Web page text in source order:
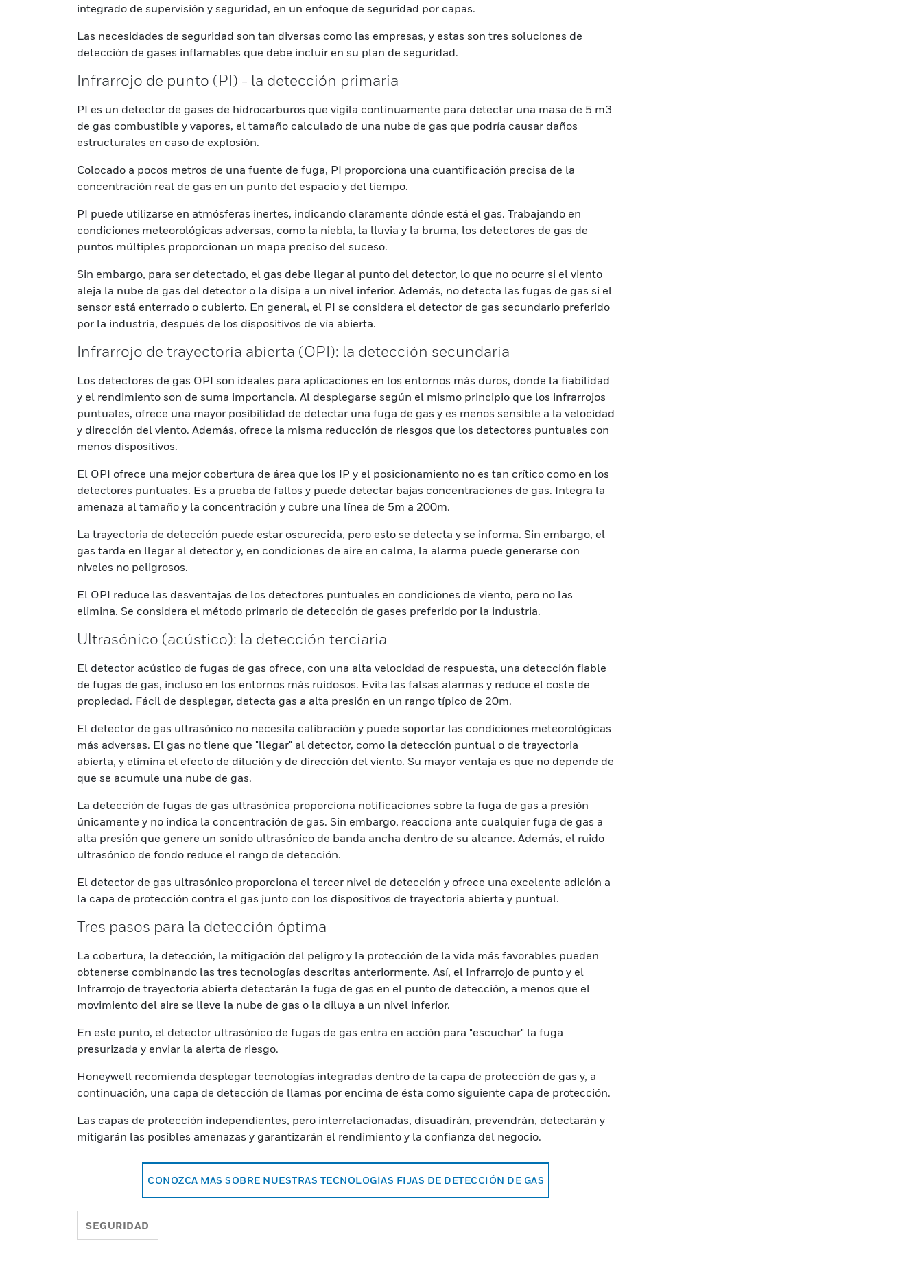
integrado de supervisión y seguridad, en un enfoque de seguridad por capas.
Las necesidades de seguridad son tan diversas como las empresas, y estas son tres soluciones de
detección de gases inflamables que debe incluir en su plan de seguridad.
Infrarrojo de punto (PI) - la detección primaria
PI es un detector de gases de hidrocarburos que vigila continuamente para detectar una masa de 5 m3
de gas combustible y vapores, el tamaño calculado de una nube de gas que podría causar daños
estructurales en caso de explosión.
Colocado a pocos metros de una fuente de fuga, PI proporciona una cuantificación precisa de la
concentración real de gas en un punto del espacio y del tiempo.
PI puede utilizarse en atmósferas inertes, indicando claramente dónde está el gas. Trabajando en
condiciones meteorológicas adversas, como la niebla, la lluvia y la bruma, los detectores de gas de
puntos múltiples proporcionan un mapa preciso del suceso.
Sin embargo, para ser detectado, el gas debe llegar al punto del detector, lo que no ocurre si el viento
aleja la nube de gas del detector o la disipa a un nivel inferior. Además, no detecta las fugas de gas si el
sensor está enterrado o cubierto. En general, el PI se considera el detector de gas secundario preferido
por la industria, después de los dispositivos de vía abierta.
Infrarrojo de trayectoria abierta (OPI): la detección secundaria
Los detectores de gas OPI son ideales para aplicaciones en los entornos más duros, donde la fiabilidad
y el rendimiento son de suma importancia. Al desplegarse según el mismo principio que los infrarrojos
puntuales, ofrece una mayor posibilidad de detectar una fuga de gas y es menos sensible a la velocidad
y dirección del viento. Además, ofrece la misma reducción de riesgos que los detectores puntuales con
menos dispositivos.
El OPI ofrece una mejor cobertura de área que los IP y el posicionamiento no es tan crítico como en los
detectores puntuales. Es a prueba de fallos y puede detectar bajas concentraciones de gas. Integra la
amenaza al tamaño y la concentración y cubre una línea de 5m a 200m.
La trayectoria de detección puede estar oscurecida, pero esto se detecta y se informa. Sin embargo, el
gas tarda en llegar al detector y, en condiciones de aire en calma, la alarma puede generarse con
niveles no peligrosos.
El OPI reduce las desventajas de los detectores puntuales en condiciones de viento, pero no las
elimina. Se considera el método primario de detección de gases preferido por la industria.
Ultrasónico (acústico): la detección terciaria
El detector acústico de fugas de gas ofrece, con una alta velocidad de respuesta, una detección fiable
de fugas de gas, incluso en los entornos más ruidosos. Evita las falsas alarmas y reduce el coste de
propiedad. Fácil de desplegar, detecta gas a alta presión en un rango típico de 20m.
El detector de gas ultrasónico no necesita calibración y puede soportar las condiciones meteorológicas
más adversas. El gas no tiene que "llegar" al detector, como la detección puntual o de trayectoria
abierta, y elimina el efecto de dilución y de dirección del viento. Su mayor ventaja es que no depende de
que se acumule una nube de gas.
La detección de fugas de gas ultrasónica proporciona notificaciones sobre la fuga de gas a presión
únicamente y no indica la concentración de gas. Sin embargo, reacciona ante cualquier fuga de gas a
alta presión que genere un sonido ultrasónico de banda ancha dentro de su alcance. Además, el ruido
ultrasónico de fondo reduce el rango de detección.
El detector de gas ultrasónico proporciona el tercer nivel de detección y ofrece una excelente adición a
la capa de protección contra el gas junto con los dispositivos de trayectoria abierta y puntual.
Tres pasos para la detección óptima
La cobertura, la detección, la mitigación del peligro y la protección de la vida más favorables pueden
obtenerse combinando las tres tecnologías descritas anteriormente. Así, el Infrarrojo de punto y el
Infrarrojo de trayectoria abierta detectarán la fuga de gas en el punto de detección, a menos que el
movimiento del aire se lleve la nube de gas o la diluya a un nivel inferior.
En este punto, el detector ultrasónico de fugas de gas entra en acción para "escuchar" la fuga
presurizada y enviar la alerta de riesgo.
Honeywell recomienda desplegar tecnologías integradas dentro de la capa de protección de gas y, a
continuación, una capa de detección de llamas por encima de ésta como siguiente capa de protección.
Las capas de protección independientes, pero interrelacionadas, disuadirán, prevendrán, detectarán y
mitigarán las posibles amenazas y garantizarán el rendimiento y la confianza del negocio.
CONOZCA MÁS SOBRE NUESTRAS TECNOLOGÍAS FIJAS DE DETECCIÓN DE GAS
SEGURIDAD